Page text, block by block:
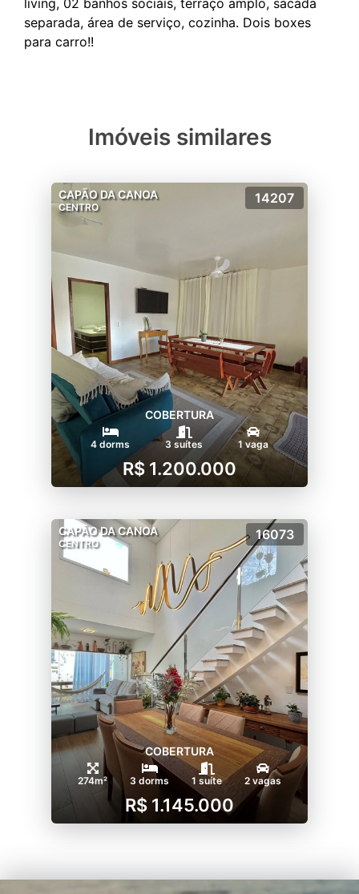
living, 02 banhos sociais, terraço amplo, sacada
separada, área de serviço, cozinha. Dois boxes
Imóveis similares
CAPÃO DA CANOA
CENTRO
14207
COBERTURA
4 dorms 3 suítes 1 vaga
R$ 1.200.000
CAPÃO DA CANOA
CENTRO
16073
COBERTURA
274m² 3 dorms 1 suíte 2 vagas
R$ 1.145.000